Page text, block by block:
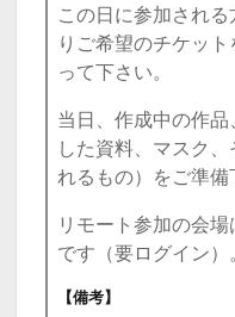
この日に参加される
りご希望のチケッ
って下さい。
当日、作成中の作
した資料、マスク
れるもの）をご準備
リモート参加の会場
です（要ログイン）。
【備考】